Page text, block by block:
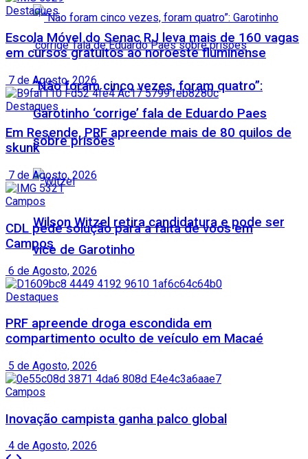
“Não foram cinco vezes, foram quatro”:
Garotinho ‘corrige’ fala de Eduardo Paes
sobre prisões
Wilson Witzel retira candidatura e pode ser
vice de Garotinho
Destaques
Escola Móvel do Senac RJ leva mais de 160 vagas
em cursos gratuitos ao noroeste fluminense
7 de Agosto, 2026
Destaques
Em Resende, PRF apreende mais de 80 quilos de
skunk
7 de Agosto, 2026
Campos
CDL pede solução para a falta de voos em
Campos
6 de Agosto, 2026
Destaques
PRF apreende droga escondida em
compartimento oculto de veículo em Macaé
5 de Agosto, 2026
Campos
Inovação campista ganha palco global
4 de Agosto, 2026